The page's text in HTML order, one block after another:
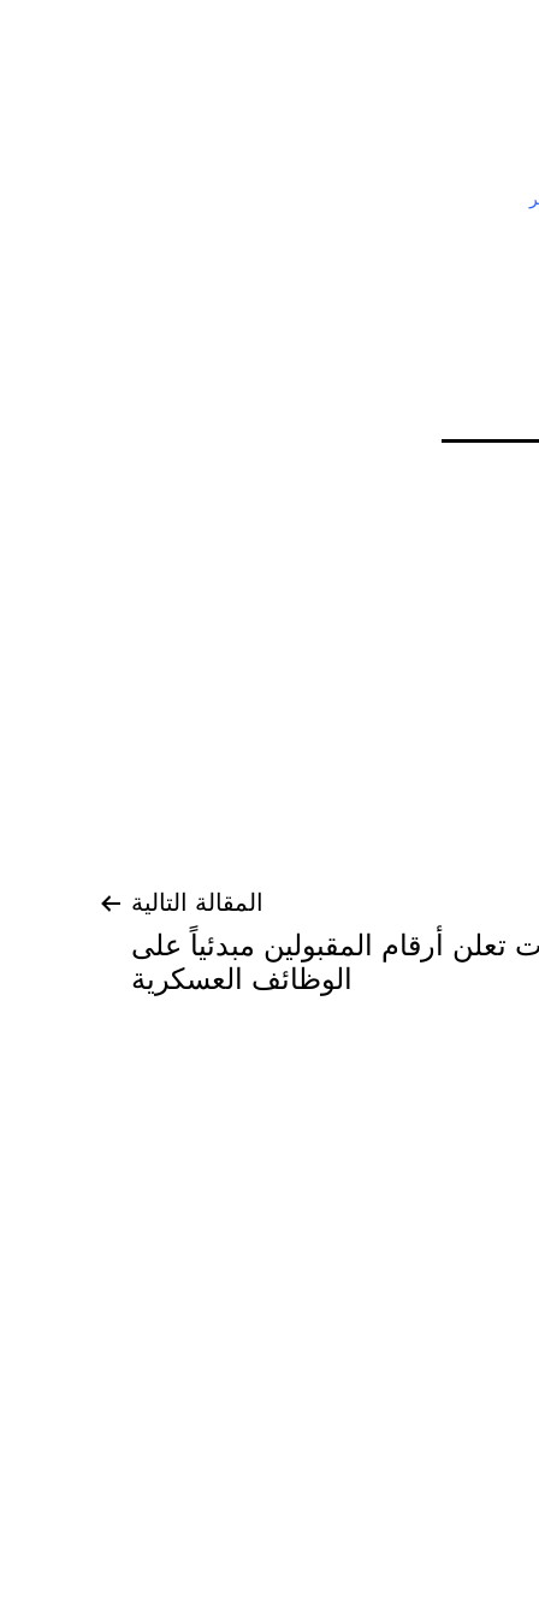
المقالة التالية
تعلن أرقام المقبولين مبدئياً على
الوظائف العسكرية